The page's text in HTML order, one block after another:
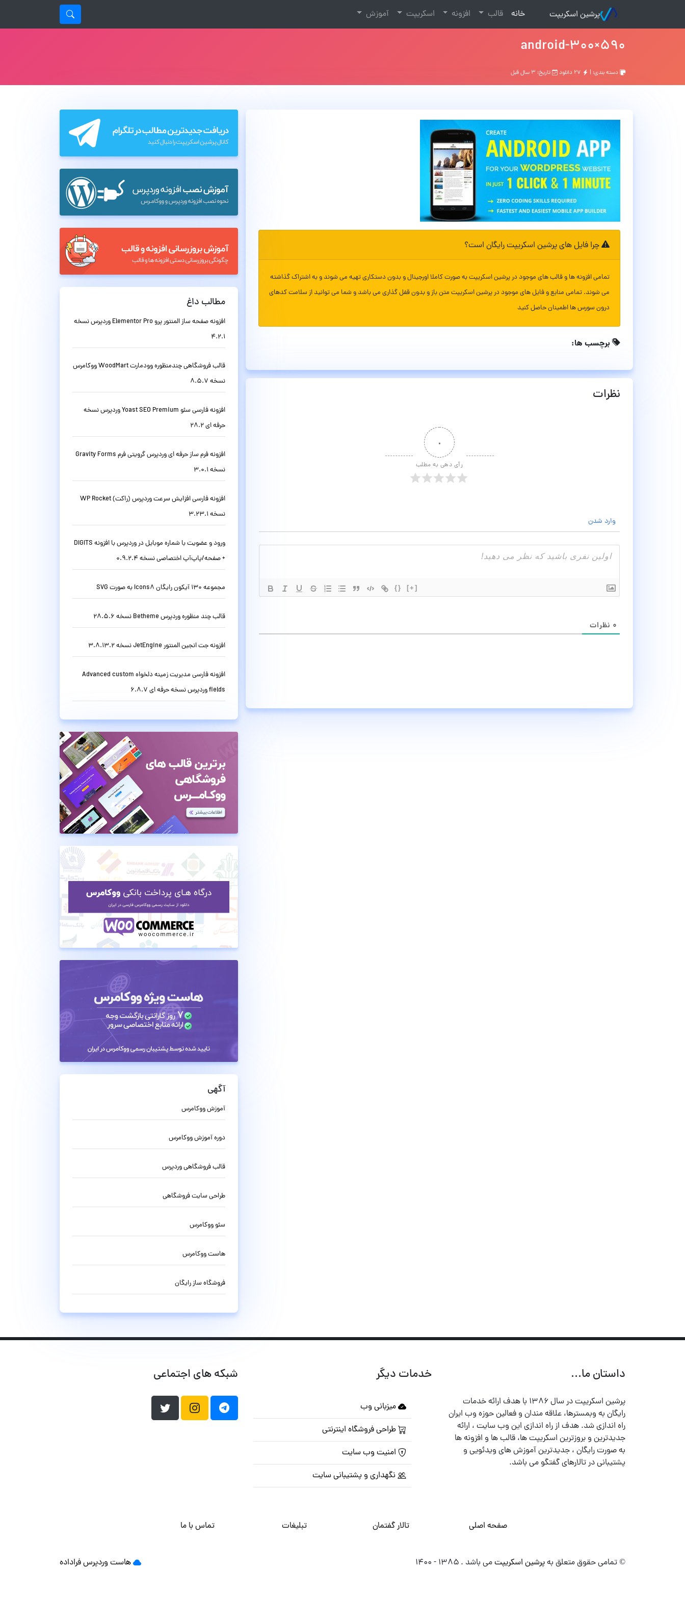
پرشین اسکریپت خانه
(current) قالب افزونه اسکریپت آموزش
590×300-android
دسته بندی: | تاریخ: ۳ سال قبل
چرا فایل های پرشین اسکریپت رایگان است؟
تمامی افزونه ها و قالب های موجود در پرشین اسکریپت به صورت کاملا اورجینال و بدون دستکاری تهیه می شوند و به اشتراک گذاشته
می شوند. تمامی منابع و فایل های موجود در پرشین اسکریپت متن باز و بدون قفل گذاری می باشد و شما می توانید از سلامت کدهای
درون سورس ها اطمینان حاصل کنید
برچسب ها:
نظرات
۰
رأی دهی به مطلب
وارد شدن
{} [+]
۰ نظرات
مطالب داغ
افزونه صفحه ساز المنتور پرو Elementor Pro وردپرس نسخه
4.2.1
قالب فروشگاهی چندمنظوره وودمارت WoodMart ووکامرس
نسخه 8.5.7
افزونه فارسی سئو Yoast SEO Premium وردپرس نسخه
حرفه ای 28.2
افزونه فرم ساز حرفه ای وردپرس گرویتی فرم Gravity Forms
نسخه 3.0.1
افزونه فارسی افزایش سرعت وردپرس (راکت) WP Rocket
نسخه 3.23.1
ورود و عضویت با شماره موبایل در وردپرس با افزونه DIGITS
+ صفحه/پاپ‌آپ اختصاصی نسخه 0.9.2.4
مجموعه 130 آیکون رایگان Icons8 به صورت SVG
قالب چند منظوره وردپرس Betheme نسخه 28.5.6
افزونه جت انجین المنتور JetEngine نسخه 3.8.13.2
افزونه فارسی مدیریت زمینه دلخواه Advanced custom
fields وردپرس نسخه حرفه ای 6.8.7
آگهی
آموزش ووکامرس
دوره آموزش ووکامرس
قالب فروشگاهی وردپرس
طراحی سایت فروشگاهی
سئو ووکامرس
هاست ووکامرس
فروشگاه ساز رایگان
داستان ما...
پرشین اسکریپت در سال ۱۳۸۶ با هدف ارائه خدمات
رایگان به وبمسترها، علاقه مندان و فعالین حوزه وب ایران
راه اندازی شد. هدف از راه اندازی این وب سایت ، ارائه
جدیدترین و بروزترین اسکریپت ها، قالب ها و افزونه ها
به صورت رایگان ، جدیدترین آموزش های ویدئویی و
پشتیبانی در تالارهای گفتگو می باشد.
خدمات دیگر
میزبانی وب
طراحی فروشگاه اینترنتی
امنیت وب سایت
نگهداری و پشتیبانی سایت
شبکه های اجتماعی
صفحه اصلی تالار گفتمان تبلیغات تماس با ما
© تمامی حقوق متعلق بهپرشین اسکریپتمی باشد . ۱۳۸۵ - ۱۴۰۰ هاست وردپرسفراداده